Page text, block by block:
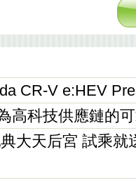
CR-V e:HEV
高科技供應鏈的
大天后宮 試乘就